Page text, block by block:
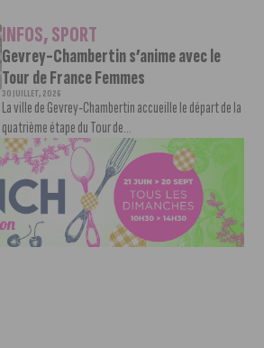
INFOS,SPORT
Gevrey-Chambertin s’anime avec le
Tour de France Femmes
30 JUILLET, 2026
La ville de Gevrey-Chambertin accueille le départ de la
quatrième étape du Tour de...